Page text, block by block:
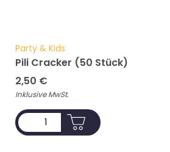
Party & Kids
Pili Cracker (50 Stück)
2,50 €
Inklusive MwSt.